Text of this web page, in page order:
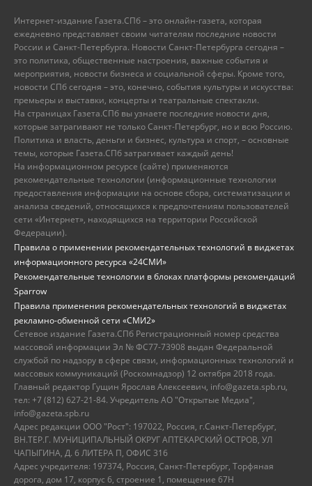
Интернет-издание Газета.СПб – это онлайн-газета, которая
ежедневно представляет своим читателям последние новости
России и Санкт-Петербурга. Новости Санкт-Петербурга сегодня –
это политика, общественные настроения, важные события и
мероприятия, новости бизнеса и социальной сферы. Кроме того,
новости СПб сегодня – это, конечно, события культуры и искусства:
премьеры и выставки, концерты и театральные спектакли.
На страницах Газета.СПб вы узнаете последние новости дня,
которые затрагивают не только Санкт-Петербург, но и всю Россию.
Политика и власть, деньги и бизнес, культура и спорт, – основные
темы, которые Газета.СПб затрагивает каждый день!
На информационном ресурсе (сайте) применяются
рекомендательные технологии (информационные технологии
предоставления информации на основе сбора, систематизации и
анализа сведений, относящихся к предпочтениям пользователей
сети «Интернет», находящихся на территории Российской
Федерации).
Правила о применении рекомендательных технологий в виджетах
информационного ресурса «24СМИ»
Рекомендательные технологии в блоках платформы рекомендаций
Sparrow
Правила применения рекомендательных технологий в виджетах
рекламно-обменной сети «СМИ2»
Сетевое издание Газета.СПб Регистрационный номер средства
массовой информации Эл № ФС77-73908 выдан Федеральной
службой по надзору в сфере связи, информационных технологий и
массовых коммуникаций (Роскомнадзор) 12 октября 2018 года.
Главный редактор Гущин Ярослав Алексеевич, info@gazeta.spb.ru,
тел: +7 (812) 627-21-84. Учредитель АО "Открытые Медиа",
info@gazeta.spb.ru
Адрес редакции ООО "Рост": 197022, Россия, г.Санкт-Петербург,
ВН.ТЕР.Г. МУНИЦИПАЛЬНЫЙ ОКРУГ АПТЕКАРСКИЙ ОСТРОВ, УЛ
ЧАПЫГИНА, Д. 6 ЛИТЕРА П, ОФИС 316
Адрес учредителя: 197374, Россия, Санкт-Петербург, Торфяная
дорога, дом 17, корпус 6, строение 1, помещение 67Н